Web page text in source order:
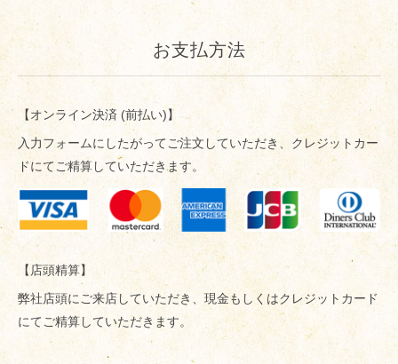
お支払方法
【オンライン決済 (前払い)】
入力フォームにしたがってご注文していただき、クレジットカー
ドにてご精算していただきます。
【店頭精算】
弊社店頭にご来店していただき、現金もしくはクレジットカード
にてご精算していただきます。